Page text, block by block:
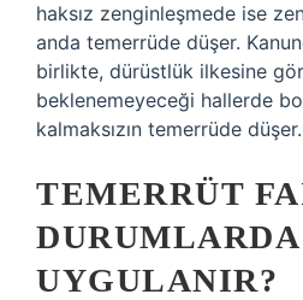
haksız zenginleşmede ise
anda temerrüde düşer.
birlikte, dürüstlük ilkesine
beklenemeyeceği hallerde
kalmaksızın temerrüde düşer.
TEMERRÜT
DURUMLARDA
UYGULANIR?